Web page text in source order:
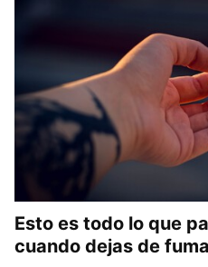
Esto es todo lo que
cuando dejas de